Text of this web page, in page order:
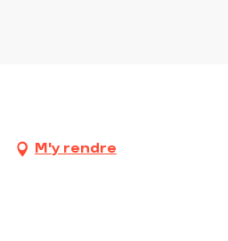
M'y rendre